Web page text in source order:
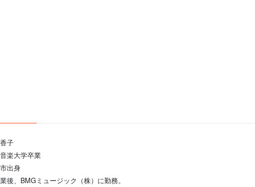
子
楽大学卒業
出身
後、BMGミュージック（株）に勤務。